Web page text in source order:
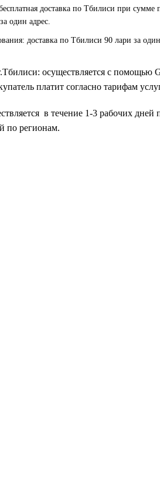
доставка по Тбилиси при
один адрес.
доставка по Тбилиси 90 лари за
осуществляется с помощью
платит согласно тарифам
в течение 1-3 рабочих дней
по регионам.